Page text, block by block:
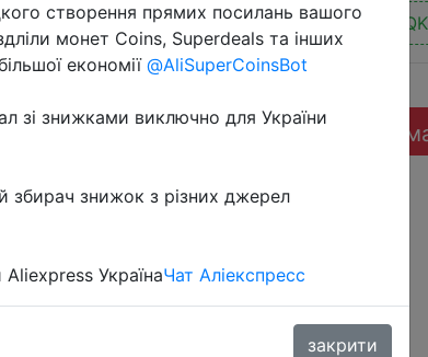
Промокод:
Перейти до
створення прямих посилань вашого
монет Coins, Superdeals та інших
економії @AliSuperCoinsBot
зі знижками виключно для України
збирач знижок з різних джерел
Aliexpress УкраїнаЧат Аліекспресс
закрити